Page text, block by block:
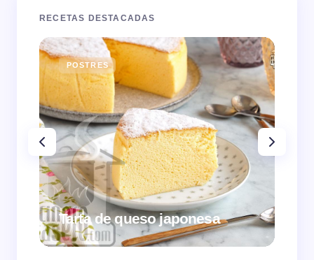
RECETAS DESTACADAS
POSTRES
Tarta de queso japonesa